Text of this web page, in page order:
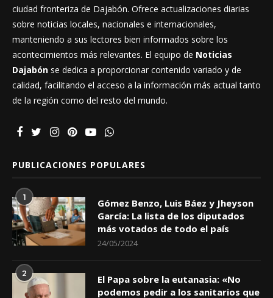
ciudad fronteriza de Dajabón. Ofrece actualizaciones diarias
sobre noticias locales, nacionales e internacionales,
manteniendo a sus lectores bien informados sobre los
acontecimientos más relevantes. El equipo de Noticias
Dajabón se dedica a proporcionar contenido variado y de
calidad, facilitando el acceso a la información más actual tanto
de la región como del resto del mundo.
PUBLICACIONES POPULARES
1
Gómez Benzo, Luis Báez y Jheyson
García: La lista de los diputados
más votados de todo el país
24/05/2024
2
El Papa sobre la eutanasia: «No
podemos pedir a los sanitarios que